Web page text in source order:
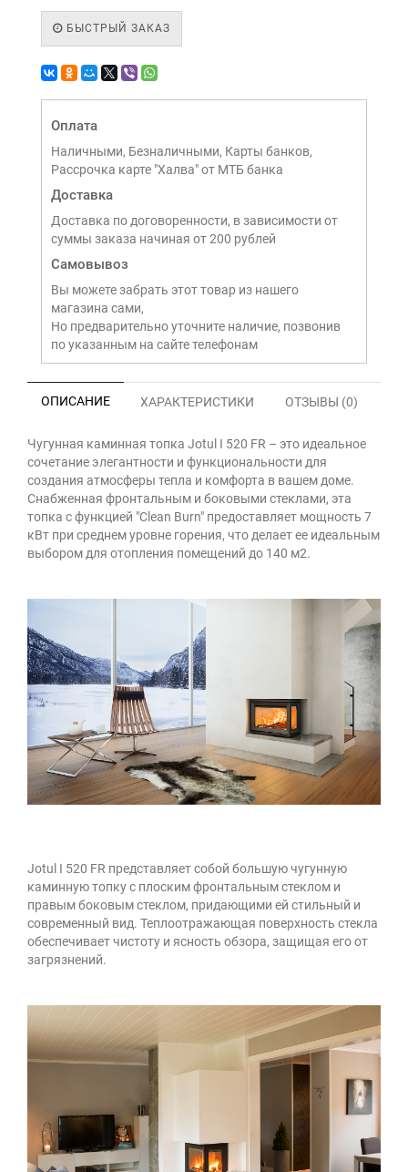
БЫСТРЫЙ ЗАКАЗ
Оплата
Наличными, Безналичными, Карты банков,
Рассрочка карте "Халва" от МТБ банка
Доставка
Доставка по договоренности, в зависимости от
суммы заказа начиная от 200 рублей
Самовывоз
Вы можете забрать этот товар из нашего
магазина сами,
Но предварительно уточните наличие, позвонив
по указанным на сайте телефонам
ОПИСАНИЕ ХАРАКТЕРИСТИКИ ОТЗЫВЫ (0)
Чугунная каминная топка Jotul I 520 FR – это идеальное
сочетание элегантности и функциональности для
создания атмосферы тепла и комфорта в вашем доме.
Снабженная фронтальным и боковыми стеклами, эта
топка с функцией "Clean Burn" предоставляет мощность 7
кВт при среднем уровне горения, что делает ее идеальным
выбором для отопления помещений до 140 м2.
Jotul I 520 FR представляет собой большую чугунную
каминную топку с плоским фронтальным стеклом и
правым боковым стеклом, придающими ей стильный и
современный вид. Теплоотражающая поверхность стекла
обеспечивает чистоту и ясность обзора, защищая его от
загрязнений.